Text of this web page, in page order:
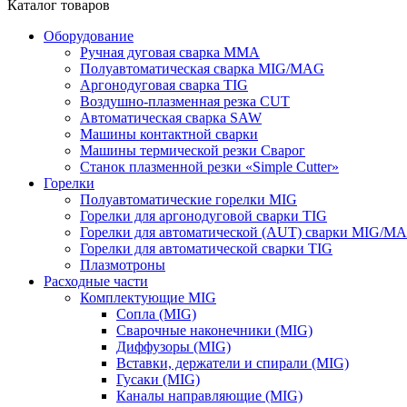
Каталог товаров
Оборудование
Ручная дуговая сварка ММА
Полуавтоматическая сварка MIG/MAG
Аргонодуговая сварка TIG
Воздушно-плазменная резка CUT
Автоматическая сварка SAW
Машины контактной сварки
Машины термической резки Сварог
Станок плазменной резки «Simple Cutter»
Горелки
Полуавтоматические горелки MIG
Горелки для аргонодуговой сварки TIG
Горелки для автоматической (AUT) сварки MIG/
Горелки для автоматической сварки TIG
Плазмотроны
Расходные части
Комплектующие MIG
Сопла (MIG)
Сварочные наконечники (MIG)
Диффузоры (MIG)
Вставки, держатели и спирали (MIG)
Гусаки (MIG)
Каналы направляющие (MIG)